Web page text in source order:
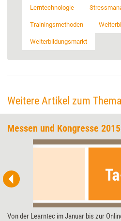
Lerntechnologie
Trainingsmethoden
Weiterbildungsmarkt
Weitere Artikel zum
Messen und Kongresse 2015
Von der Learntec im Januar bis zur